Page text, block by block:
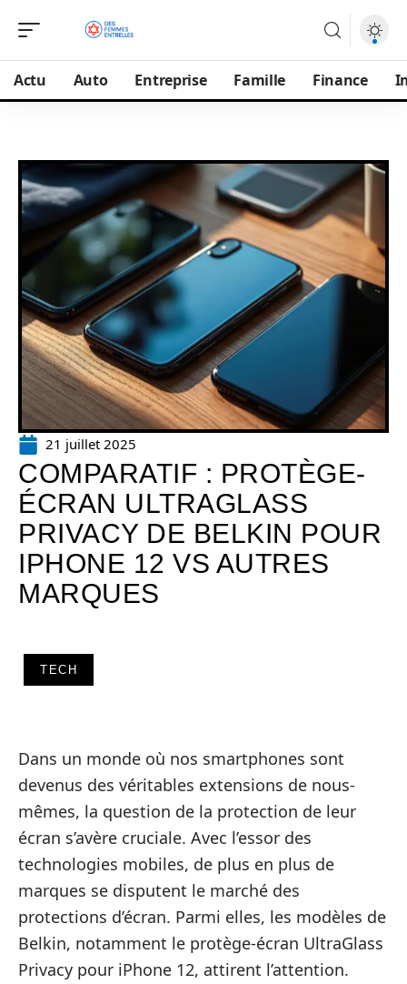
Actu Auto Entreprise Famille Finance
21 juillet 2025
COMPARATIF : PROTÈGE-
ÉCRAN ULTRAGLASS
PRIVACY DE BELKIN POUR
IPHONE 12 VS AUTRES
MARQUES
TECH
Dans un monde où nos smartphones sont
devenus des véritables extensions de nous-
mêmes, la question de la protection de leur
écran s’avère cruciale. Avec l’essor des
technologies mobiles, de plus en plus de
marques se disputent le marché des
protections d’écran. Parmi elles, les modèles de
Belkin, notamment le protège-écran UltraGlass
Privacy pour iPhone 12, attirent l’attention.